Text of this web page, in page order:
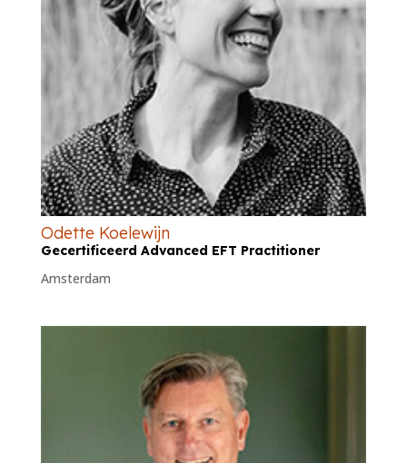
Odette Koelewijn
Gecertificeerd Advanced EFT Practitioner
Amsterdam